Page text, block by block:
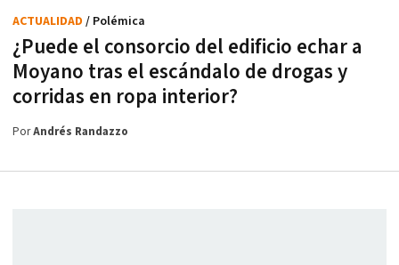
¿Puede el consorcio del edificio echar a
Moyano tras el escándalo de drogas y
corridas en ropa interior?
ACTUALIDAD / Polémica
PorAndrés Randazzo